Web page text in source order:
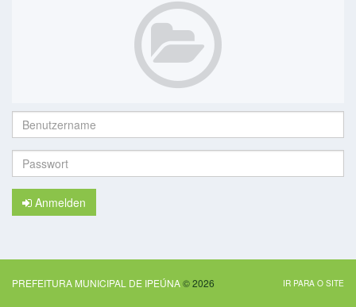
Anmelden
PREFEITURA MUNICIPAL DE IPEÚNA© 2026 IR PARA O SITE